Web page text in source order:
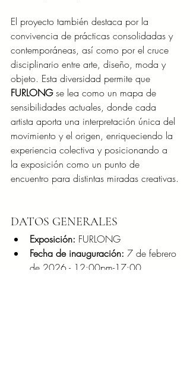
El proyecto también destaca por la
convivencia de prácticas consolidadas y
contemporáneas, así como por el cruce
disciplinario entre arte, diseño, moda y
objeto. Esta diversidad permite que
FURLONG se lea como un mapa de
sensibilidades actuales, donde cada
artista aporta una interpretación única del
movimiento y el origen, enriqueciendo la
experiencia colectiva y posicionando a
la exposición como un punto de
encuentro para distintas miradas creativas.
DATOS GENERALES
Exposición: FURLONG
Fecha de inauguración: 7 de febrero
de 2026 - 12:00pm-17:00